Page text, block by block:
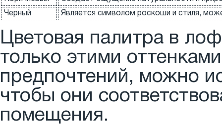
Черный Является символом роскоши и стиля,
Цветовая палитра в
только этими
предпочтений, можно
чтобы они
помещения.